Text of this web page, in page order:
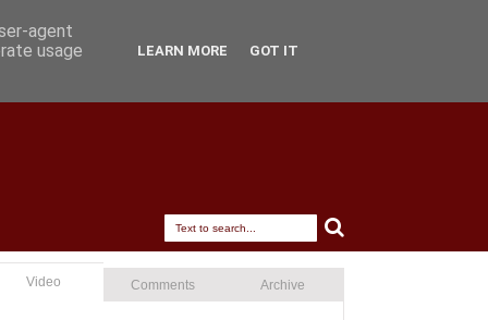
Video Comments Archive
agent
usage
LEARN MORE GOT IT